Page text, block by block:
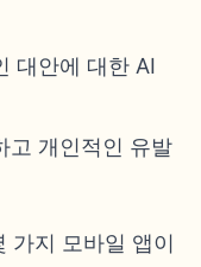
대안에 대한 AI
고 개인적인 유발
가지 모바일 앱이